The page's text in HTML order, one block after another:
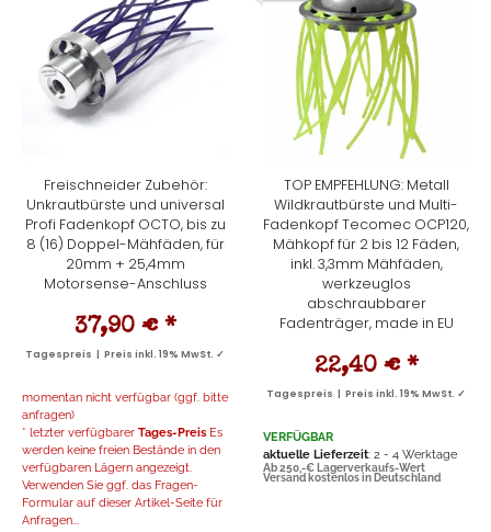
Freischneider Zubehör:
Unkrautbürste und universal
Profi Fadenkopf OCTO, bis zu
8 (16) Doppel-Mähfäden, für
20mm + 25,4mm
Motorsense-Anschluss
37,90 € *
Tagespreis | Preis inkl. 19% MwSt. ✓
momentan nicht verfügbar (ggf. bitte
anfragen)
* letzter verfügbarer Tages-Preis Es
werden keine freien Bestände in den
verfügbaren Lägern angezeigt.
Verwenden Sie ggf. das Fragen-
Formular auf dieser Artikel-Seite für
Anfragen...
TOP EMPFEHLUNG: Metall
Wildkrautbürste und Multi-
Fadenkopf Tecomec OCP120,
Mähkopf für 2 bis 12 Fäden,
inkl. 3,3mm Mähfäden,
werkzeuglos
abschraubbarer
Fadenträger, made in EU
22,40 € *
Tagespreis | Preis inkl. 19% MwSt. ✓
VERFÜGBAR
aktuelle Lieferzeit: 2 - 4 Werktage
Ab 250,-€ Lagerverkaufs-Wert
Versand kostenlos in Deutschland